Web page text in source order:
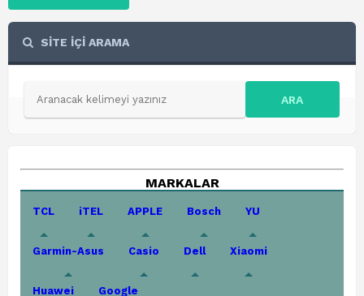
SİTE İÇİ ARAMA
ARA
MARKALAR
TCL iTEL APPLE Bosch YU
Garmin-Asus Casio Dell Xiaomi
Huawei Google